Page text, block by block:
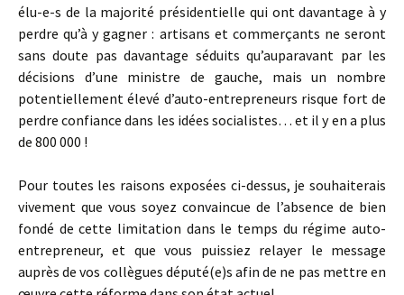
élu-e-s de la majorité présidentielle qui ont davantage à y
perdre qu’à y gagner : artisans et commerçants ne seront
sans doute pas davantage séduits qu’auparavant par les
décisions d’une ministre de gauche, mais un nombre
potentiellement élevé d’auto-entrepreneurs risque fort de
perdre confiance dans les idées socialistes… et il y en a plus
de 800 000 !
Pour toutes les raisons exposées ci-dessus, je souhaiterais
vivement que vous soyez convaincue de l’absence de bien
fondé de cette limitation dans le temps du régime auto-
entrepreneur, et que vous puissiez relayer le message
auprès de vos collègues député(e)s afin de ne pas mettre en